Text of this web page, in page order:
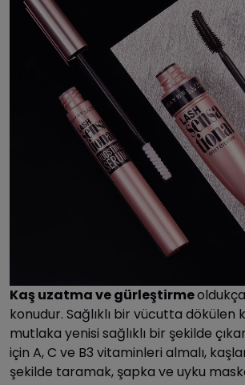
Kaş uzatma ve gürleştirme
konudur. Sağlıklı bir vücutta dökülen
mutlaka yenisi sağlıklı bir şekilde
için A, C ve B3 vitaminleri almalı,
şekilde taramak, şapka ve uyku